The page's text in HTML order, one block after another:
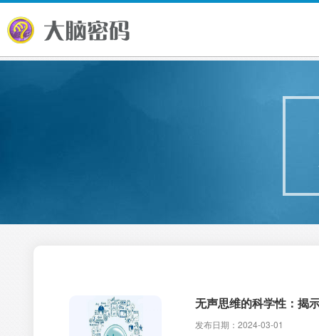
无声思维的科学性：揭
发布日期：2024-03-01